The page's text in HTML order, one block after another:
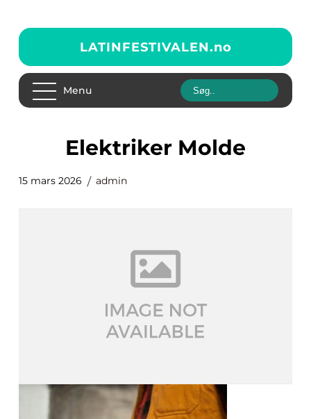
LATINFESTIVALEN.no
Menu
elektriker Molde
15 mars 2026 admin